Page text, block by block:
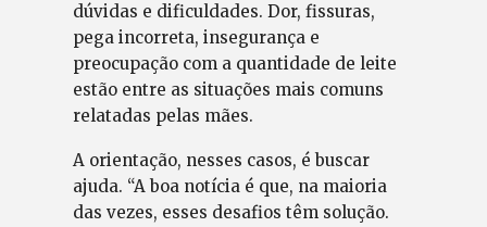
dúvidas e dificuldades. Dor, fissuras,
pega incorreta, insegurança e
preocupação com a quantidade de leite
estão entre as situações mais comuns
relatadas pelas mães.
A orientação, nesses casos, é buscar
ajuda. “A boa notícia é que, na maioria
das vezes, esses desafios têm solução.